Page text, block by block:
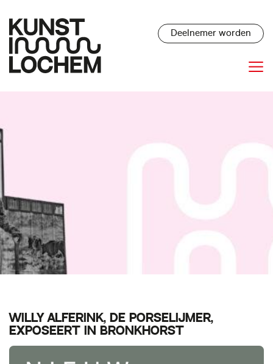
Deelnemer worden
WILLY ALFERINK, DE PORSELIJMER,
EXPOSEERT IN BRONKHORST